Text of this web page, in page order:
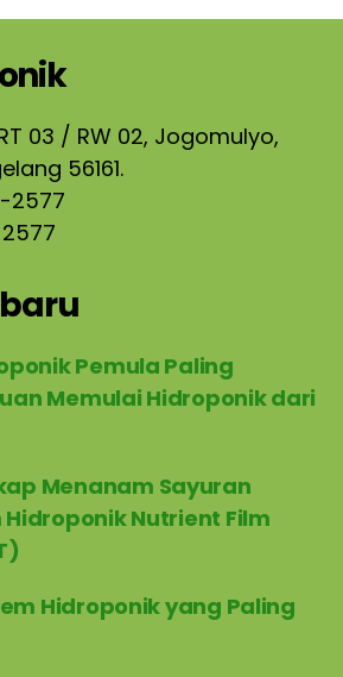
03 / RW 02, Jogomulyo,
56161.
2577
Pemula Paling
Memulai Hidroponik dari
Menanam Sayuran
Nutrient Film
Hidroponik yang Paling